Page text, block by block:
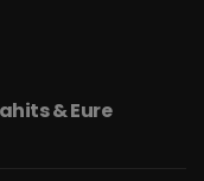
& Eure